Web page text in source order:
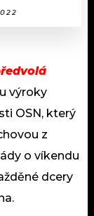
výroky
OSN, který
z
o víkendu
dcery